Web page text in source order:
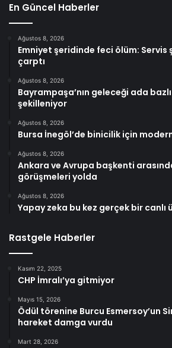
En Güncel Haberler
Ağustos 8, 2026
Emniyet şeridinde feci ölüm:
çarptı
Ağustos 8, 2026
Bayrampaşa’nın geleceği ada
şekilleniyor
Ağustos 8, 2026
Bursa İnegöl’de binicilik için
Ağustos 8, 2026
Ankara ve Avrupa başkenti
görüşmeleri yolda
Ağustos 8, 2026
Yapay zeka bu kez gerçek bir canlı
Rastgele Haberler
Kasım 22, 2025
CHP İmralı’ya gitmiyor
Mayıs 15, 2026
Ödül törenine Burcu Esmersoy’un
hareket damga vurdu
Mart 28, 2026